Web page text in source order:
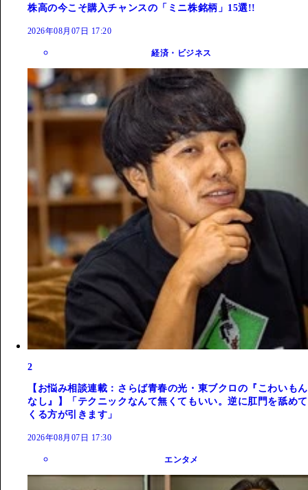
株高の今こそ購入チャンスの「ミニ株銘柄」15選!!
2026年08月07日 17:20
経済・ビジネス
2
【お悩み相談連載：さらば青春の光・東ブクロの『こわいもん
なし』】「テクニックなんて無くてもいい。逆に肛門を舐めて
くる方が引きます」
2026年08月07日 17:30
エンタメ